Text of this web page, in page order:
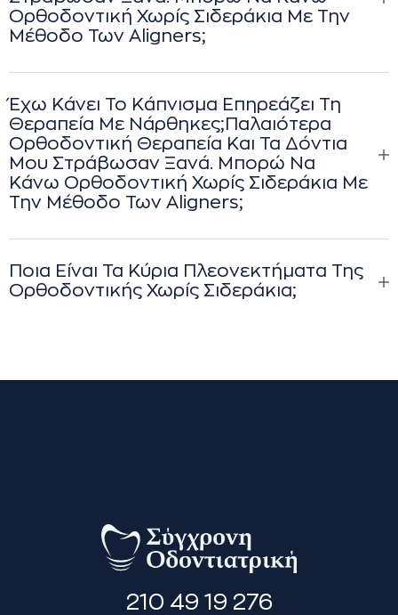
Ορθοδοντική Χωρίς Σιδεράκια Με Την
Μέθοδο Των Aligners;
Έχω Κάνει Το Κάπνισμα Επηρεάζει Τη
Θεραπεία Με Νάρθηκες;παλαιότερα
Ορθοδοντική Θεραπεία Και Τα Δόντια
Μου Στράβωσαν Ξανά. Μπορώ Να
Κάνω Ορθοδοντική Χωρίς Σιδεράκια Με
Την Μέθοδο Των Aligners;
Ποια Είναι Τα Κύρια Πλεονεκτήματα Της
Ορθοδοντικής Χωρίς Σιδεράκια;
210 49 19 276